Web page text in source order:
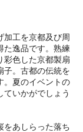
加工を京都及び周
た逸品です。熟練
彩色した京都製扇
子。古都の伝統を
。夏のイベントの
ていかがでしょう
をあしらった落ち